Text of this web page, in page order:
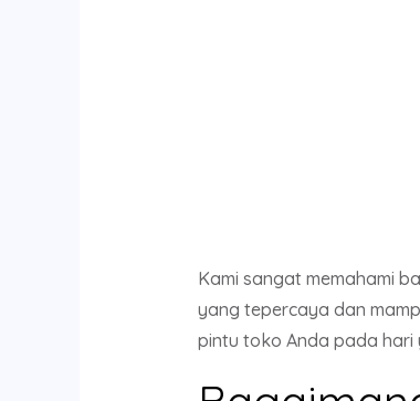
Kami sangat memahami
yang tepercaya dan
pintu toko Anda pada hari